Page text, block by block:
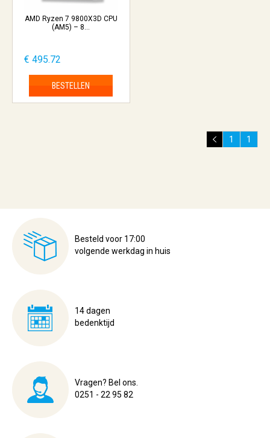
AMD Ryzen 7 9800X3D CPU
(AM5) – 8...
€ 495.72
BESTELLEN
1 1
Besteld voor 17:00
volgende werkdag in huis
14 dagen
bedenktijd
Vragen? Bel ons.
0251 - 22 95 82